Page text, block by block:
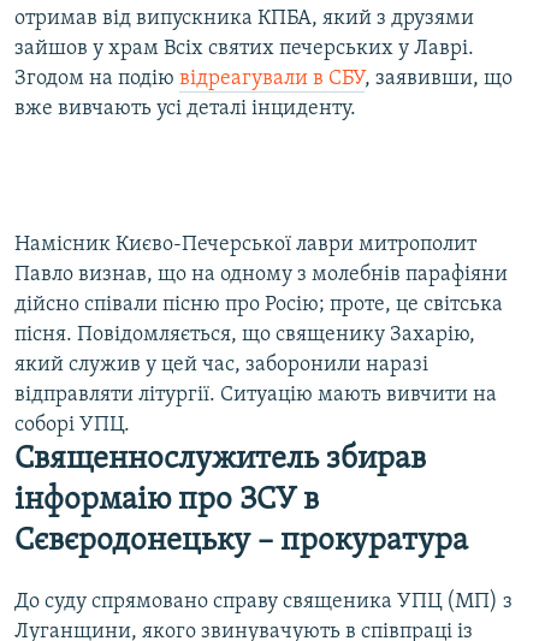
отримав від випускника КПБА, який з друзями
зайшов у храм Всіх святих печерських у Лаврі.
Згодом на подію відреагували в СБУ, заявивши, що
вже вивчають усі деталі інциденту.
Намісник Києво-Печерської лаври митрополит
Павло визнав, що на одному з молебнів парафіяни
дійсно співали пісню про Росію; проте, це світська
пісня. Повідомляється, що священику Захарію,
який служив у цей час, заборонили наразі
відправляти літургії. Ситуацію мають вивчити на
соборі УПЦ.
Священнослужитель збирав
інформаію про ЗСУ в
Сєвєродонецьку – прокуратура
До суду спрямовано справу священика УПЦ (МП) з
Луганщини, якого звинувачують в співпраці із